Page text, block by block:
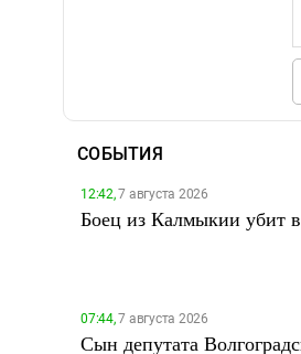
СОБЫТИЯ
12:42,7 августа 2026
Боец из Калмыкии убит
07:44,7 августа 2026
Сын депутата